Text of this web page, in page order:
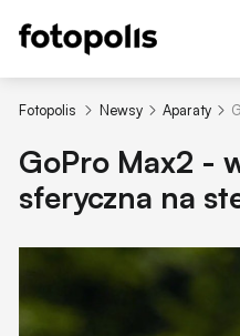
Fotopolis Newsy Aparaty
GoPro Max2 -
sferyczna na